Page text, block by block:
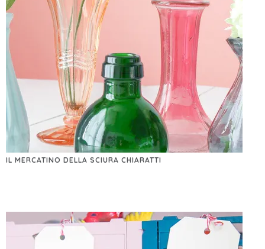
IL MERCATINO DELLA SCIURA CHIARATTI